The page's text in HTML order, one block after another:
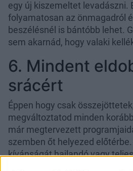
egy új kiszemeltet levadászni.
folyamatosan az önmagadról
beszélésnél is bántóbb lehet.
sem akarnád, hogy valaki
6. Mindent
srácért
Éppen hogy csak
megváltoztatod minden
már megtervezett
szemben őt helyezed
kívánságát hajlandó vagy
hogy veled legyen, és ne